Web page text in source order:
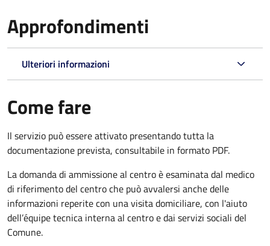
Approfondimenti
Ulteriori informazioni
Come fare
Il servizio può essere attivato presentando tutta la
documentazione prevista, consultabile in formato PDF.
La domanda di ammissione al centro è esaminata dal medico
di riferimento del centro che può avvalersi anche delle
informazioni reperite con una visita domiciliare, con l'aiuto
dell’équipe tecnica interna al centro e dai servizi sociali del
Comune.